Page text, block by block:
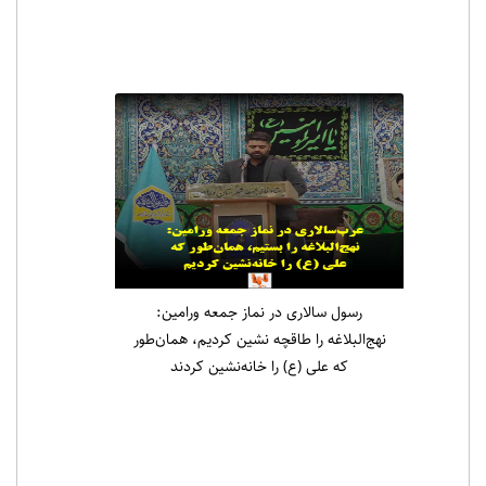
رسول سالاری در نماز جمعه ورامین:
نهج‌البلاغه را طاقچه نشین کردیم، همان‌طور
که علی (ع) را خانه‌نشین کردند